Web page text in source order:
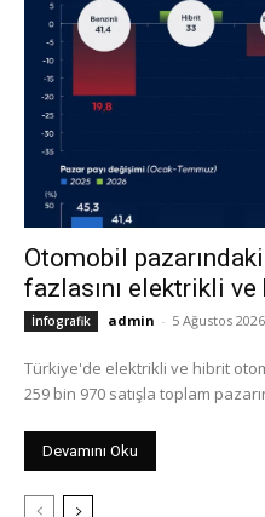
Otomobil pazarındaki
fazlasını elektrikli
İnfografik admin - 5 Ağustos 2026
Türkiye'de elektrikli ve hibrit
259 bin 970 satışla toplam
Devamını Oku